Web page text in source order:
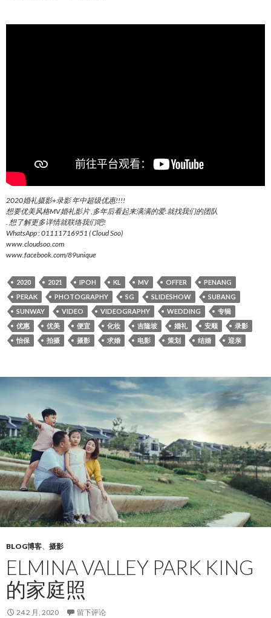
2020婚礼摄影+录影 年中超级优惠!!!!
想要优美风格MV婚礼影片 ,多年后看起来满满的爱.就找我们的团队
. 想了解更多详情就联络我们吧!
WhatsApp : 01111716951 ( Cloud Soo)
www.cloudsoo.com
www.facebook.com/89unique
2020 2021 IPOH KL MV OFFER
PENANG
PERAK
PHOTOGRAPHY SG SLIDESHOW
SUBANG
SUNWAY
VIDEO VIDEOGRAPHY WEDDING
专辑
优惠
优美 便宜 化妆 吉隆坡 婚礼 安顺
录影
怡保
拍摄 摄影 求婚 电影 策划 结婚 迎亲
BLOG博客、 摄影
ELMINA VALLEY PARK KING
的家庭照
24 2 月, 2020 留下评论